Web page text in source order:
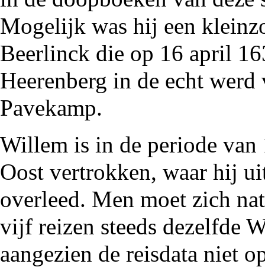
Mogelijk was hij een
Beerlinck die op 16 april
Heerenberg in de echt werd
Pavekamp.
Willem is in de periode van
Oost vertrokken, waar hij
overleed. Men moet zich
vijf reizen steeds dezelfde
aangezien de reisdata niet